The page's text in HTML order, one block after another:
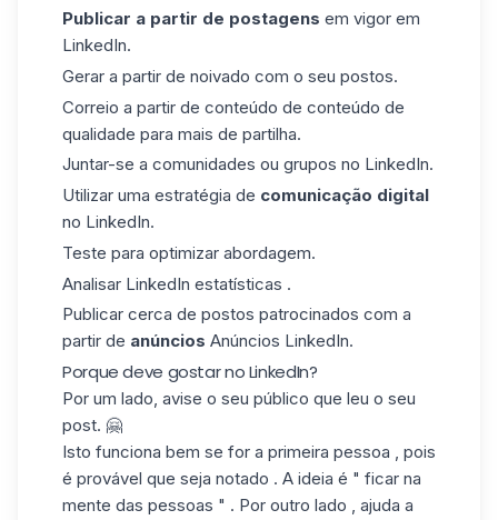
Publicar a partir de postagens em vigor em
LinkedIn.
Gerar a partir de noivado com o seu postos.
Correio a partir de conteúdo de conteúdo de
qualidade para mais de partilha.
Juntar-se a comunidades ou grupos no LinkedIn.
Utilizar uma estratégia de comunicação digital
no LinkedIn.
Teste para optimizar abordagem.
Analisar LinkedIn estatísticas .
Publicar cerca de postos patrocinados com a
partir de anúncios Anúncios LinkedIn.
Porque deve gostar no LinkedIn?
Por um lado, avise o seu público que leu o seu
post. 🤗
Isto funciona bem se for a primeira pessoa , pois
é provável que seja notado . A ideia é " ficar na
mente das pessoas " . Por outro lado , ajuda a